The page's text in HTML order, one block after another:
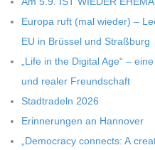
Europa ruft (mal wie­der) –
EU in Brüs­sel und Straßburg
„Life in the Digi­tal Age“ –
und rea­ler Freundschaft
Stadt­ra­deln 2026
Erin­ne­run­gen an Hannover
„Demo­cracy con­nects: A